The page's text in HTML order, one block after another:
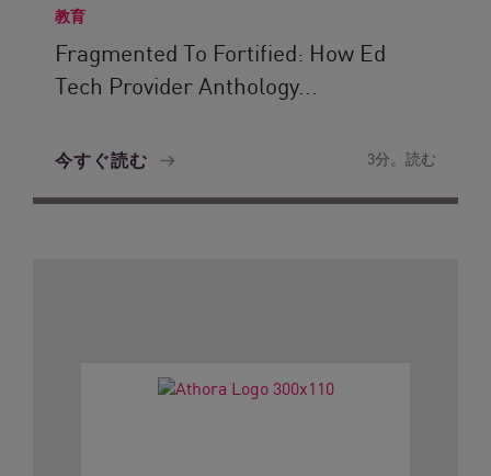
教育
Fragmented To Fortified: How Ed
Tech Provider Anthology...
今すぐ読む 3分。読む